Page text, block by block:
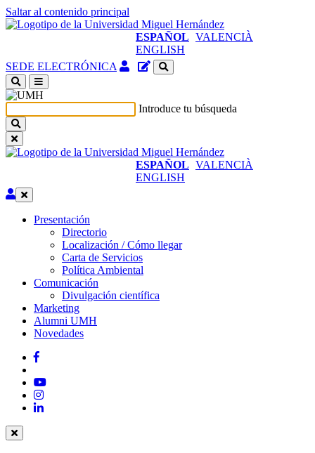
Saltar al contenido principal
ESPAÑOL VALENCIÀ
ENGLISH
SEDE ELECTRÓNICA Acceso
identificado
en
ventana
Gestor
del
sitio
Introduce tu búsqueda
ESPAÑOL VALENCIÀ
ENGLISH
Editar
Presentación
Presentación
Directorio
Localización / Cómo llegar
Carta de Servicios
Política Ambiental
Comunicación
Comunicación
Divulgación científica
Marketing
Alumni UMH
Novedades
Facebook
YouTube
Instagram
LinkedIn